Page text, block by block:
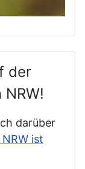
der
darüber
ist